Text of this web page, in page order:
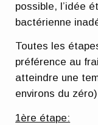
possible, l’idée
bactérienne
Toutes les
préférence au
atteindre une
environs du
1ère étape: